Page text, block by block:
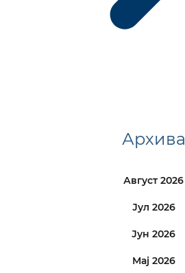
Архива
Август 2026
Јул 2026
Јун 2026
Мај 2026